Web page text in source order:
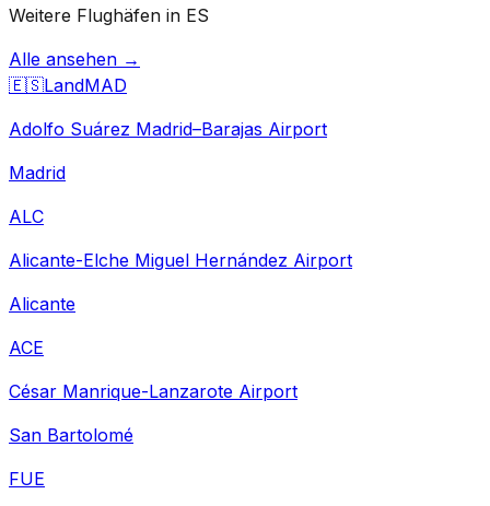
Weitere Flughäfen in ES
Alle ansehen →
🇪🇸LandMAD
Adolfo Suárez Madrid–Barajas Airport
Madrid
ALC
Alicante-Elche Miguel Hernández Airport
Alicante
ACE
César Manrique-Lanzarote Airport
San Bartolomé
FUE